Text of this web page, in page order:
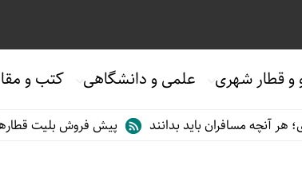
و قطار شهری علمی و دانشگاهی کتب و
آنچه مسافران باید بدانند پیش فروش بلیت قطارهای